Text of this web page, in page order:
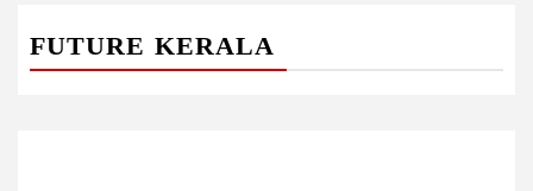
FUTURE KERALA